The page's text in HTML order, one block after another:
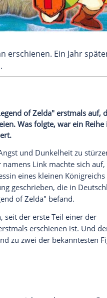
in Japan
in "The Legend of
zu befreien. Was
verzaubert.
Welt in Angst und
namens Link